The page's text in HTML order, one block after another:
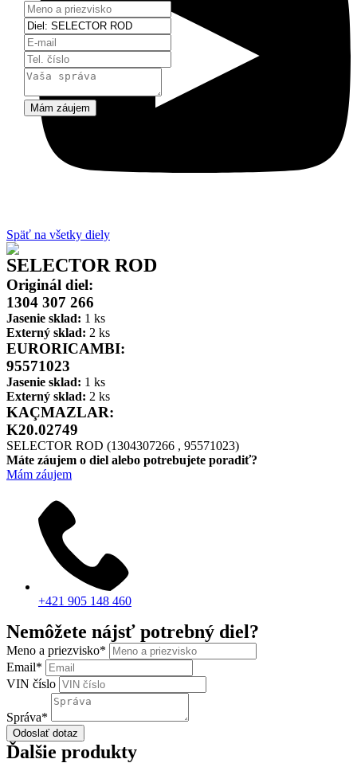
Späť na všetky diely
SELECTOR ROD
Originál diel:
1304 307 266
Jasenie sklad: 1 ks
Externý sklad: 2 ks
EURORICAMBI:
95571023
Jasenie sklad: 1 ks
Externý sklad: 2 ks
KAÇMAZLAR:
K20.02749
SELECTOR ROD (1304307266 , 95571023)
Máte záujem o diel alebo potrebujete poradiť?
Mám záujem
+421 905 148 460
Nemôžete nájsť potrebný diel?
Meno a priezvisko*
Email*
VIN číslo
Správa*
Odoslať dotaz
Ďalšie produkty
Mám záujem